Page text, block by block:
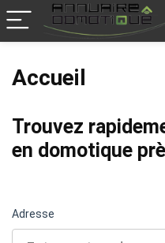
Accueil
Trouvez
en domotique
Adresse